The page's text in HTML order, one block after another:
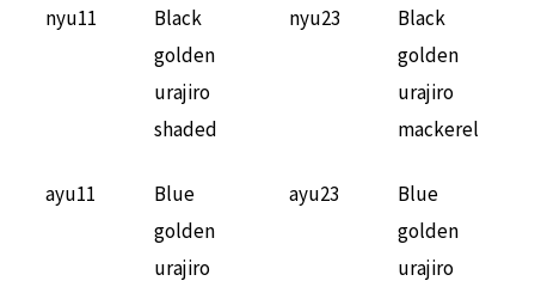
nyu11
Black
golden
urajiro
shaded
nyu23
Black
golden
urajiro
mackerel
ayu11
Blue
golden
urajiro
ayu23
Blue
golden
urajiro